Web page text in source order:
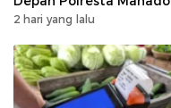
Ditata
2 hari yang lalu